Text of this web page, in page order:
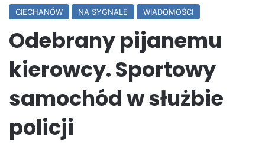
CIECHANÓW NA SYGNALE WIADOMOŚCI
Odebrany pijanemu
kierowcy. Sportowy
samochód w służbie
policji